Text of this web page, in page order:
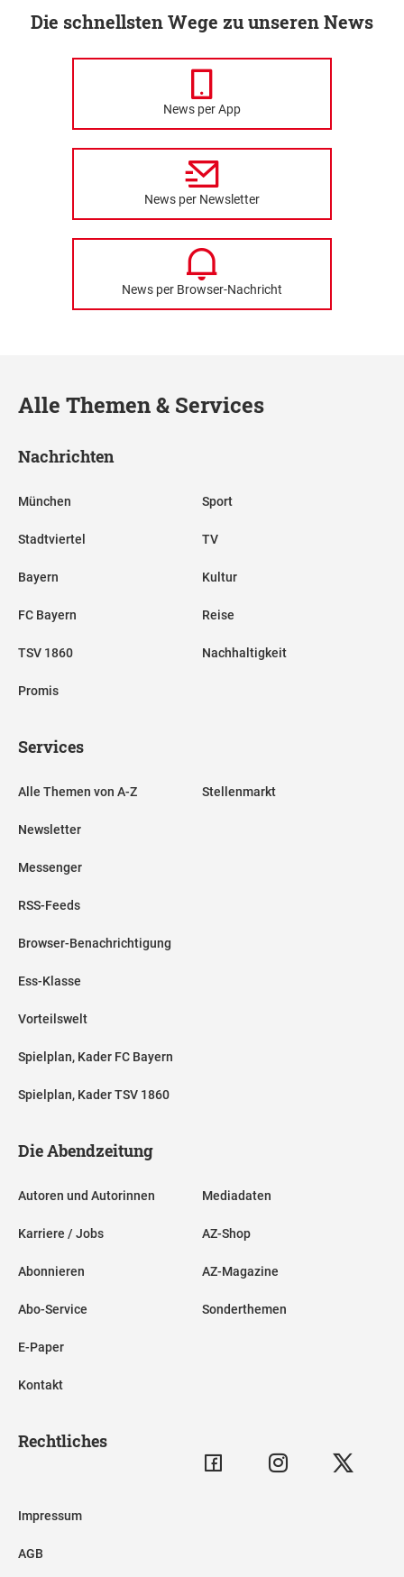
Die schnellsten Wege zu unseren News
News per App
News per Newsletter
News per Browser-Nachricht
Alle Themen & Services
Nachrichten
München
Stadtviertel
Bayern
FC Bayern
TSV 1860
Promis
Sport
TV
Kultur
Reise
Nachhaltigkeit
Services
Alle Themen von A-Z
Newsletter
Messenger
RSS-Feeds
Browser-Benachrichtigung
Ess-Klasse
Vorteilswelt
Spielplan, Kader FC Bayern
Spielplan, Kader TSV 1860
Stellenmarkt
Die Abendzeitung
Autoren und Autorinnen
Karriere / Jobs
Abonnieren
Abo-Service
E-Paper
Kontakt
Mediadaten
AZ-Shop
AZ-Magazine
Sonderthemen
Rechtliches
Impressum
AGB